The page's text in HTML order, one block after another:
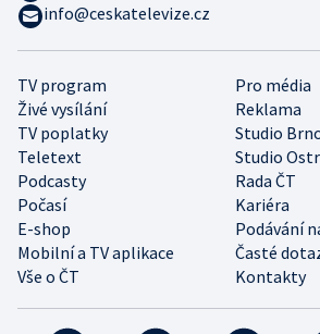
TV program
Pro média
Živé vysílání
Reklama
TV poplatky
Studio
Teletext
Studio
Podcasty
Rada ČT
Počasí
Kariéra
E-shop
Podávání
Mobilní a TV aplikace
Časté
Vše o ČT
Kontakty
info@ceskatelevize.cz